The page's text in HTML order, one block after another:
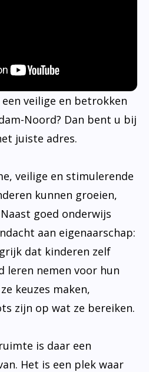
veilige en betrokken
Noord? Dan bent u bij
juiste adres.
veilige en stimulerende
kunnen groeien,
goed onderwijs
aan eigenaarschap:
dat kinderen zelf
leren nemen voor hun
keuzes maken,
zijn op wat ze bereiken.
is daar een
Het is een plek waar